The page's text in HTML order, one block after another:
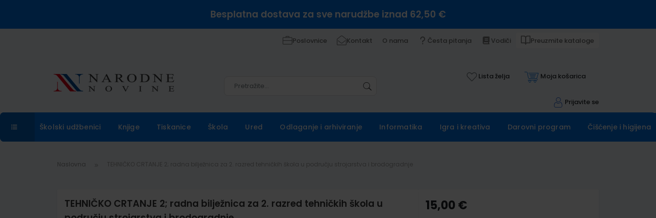
Besplatna dostava za sve narudžbe iznad 62,50 €
Poslovnice Kontakt O nama Česta pitanja Vodiči Preuzmite kataloge
Lista želja Moja košarica
Prijavite se
Školski udžbenici Knjige Tiskanice Škola Ured Odlaganje i arhiviranje Informatika Igra i kreativa Darovni program Čišćenje i higijena
Naslovna
TEHNIČKO CRTANJE 2; radna bilježnica za 2. razred tehničkih škola u
15,00 €